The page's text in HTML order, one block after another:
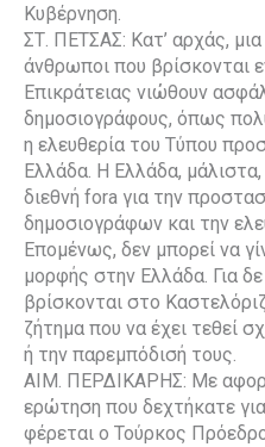
Κυβέρνηση.
ΣΤ. ΠΕΤΣΑΣ: Κατ’ αρχάς,
άνθρωποι που βρίσκονται
Επικράτειας νιώθουν
δημοσιογράφους, όπως
η ελευθερία του Τύπου
Ελλάδα. Η Ελλάδα,
διεθνή fora για την
δημοσιογράφων και την
Επομένως, δεν μπορεί να
μορφής στην Ελλάδα. Για
βρίσκονται στο
ζήτημα που να έχει τεθεί
ή την παρεμπόδισή τους.
ΑΙΜ. ΠΕΡΔΙΚΑΡΗΣ: Με
ερώτηση που δεχτήκατε
φέρεται ο Τούρκος